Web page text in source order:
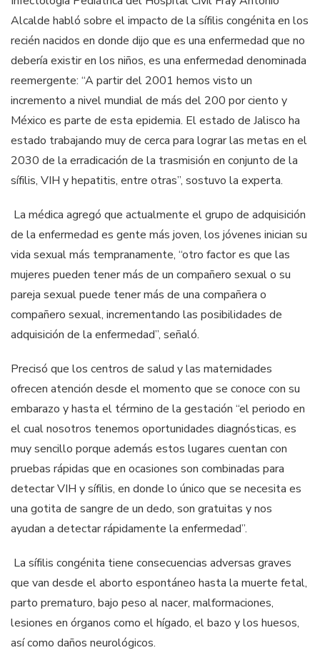
Alcalde habló sobre el impacto de la sífilis congénita en los
recién nacidos en donde dijo que es una enfermedad que no
debería existir en los niños, es una enfermedad denominada
reemergente: “A partir del 2001 hemos visto un
incremento a nivel mundial de más del 200 por ciento y
México es parte de esta epidemia. El estado de Jalisco ha
estado trabajando muy de cerca para lograr las metas en el
2030 de la erradicación de la trasmisión en conjunto de la
sífilis, VIH y hepatitis, entre otras”, sostuvo la experta.
La médica agregó que actualmente el grupo de adquisición
de la enfermedad es gente más joven, los jóvenes inician su
vida sexual más tempranamente, “otro factor es que las
mujeres pueden tener más de un compañero sexual o su
pareja sexual puede tener más de una compañera o
compañero sexual, incrementando las posibilidades de
adquisición de la enfermedad”, señaló.
Precisó que los centros de salud y las maternidades
ofrecen atención desde el momento que se conoce con su
embarazo y hasta el término de la gestación “el periodo en
el cual nosotros tenemos oportunidades diagnósticas, es
muy sencillo porque además estos lugares cuentan con
pruebas rápidas que en ocasiones son combinadas para
detectar VIH y sífilis, en donde lo único que se necesita es
una gotita de sangre de un dedo, son gratuitas y nos
ayudan a detectar rápidamente la enfermedad”.
La sífilis congénita tiene consecuencias adversas graves
que van desde el aborto espontáneo hasta la muerte fetal,
parto prematuro, bajo peso al nacer, malformaciones,
lesiones en órganos como el hígado, el bazo y los huesos,
así como daños neurológicos.